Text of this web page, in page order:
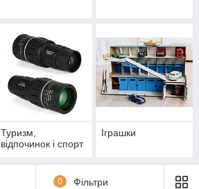
Туризм,
відпочинок і спорт
Іграшки
0 Фільтри